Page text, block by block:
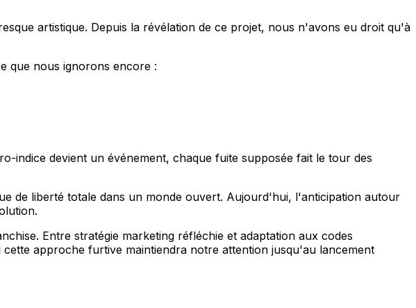
artistique. Depuis la révélation de ce projet, nous n'avons eu droit qu'à
que nous ignorons encore :
indice devient un événement, chaque fuite supposée fait le tour des
de liberté totale dans un monde ouvert. Aujourd'hui, l'anticipation autour
Entre stratégie marketing réfléchie et adaptation aux codes
approche furtive maintiendra notre attention jusqu'au lancement